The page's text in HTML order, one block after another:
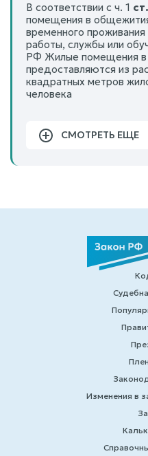
В соответствии с ч. 1
помещения в
временного
работы, службы или
РФ Жилые помещения
предоставляются из
квадратных метров
человека
СМОТРЕТЬ ЕЩЕ
Изменения в